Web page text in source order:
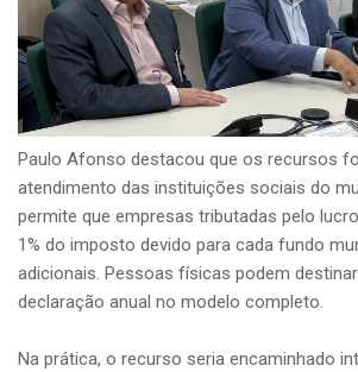
Paulo Afonso destacou que os recursos
atendimento das instituições sociais do
permite que empresas tributadas pelo
1% do imposto devido para cada fundo
adicionais. Pessoas físicas podem
declaração anual no modelo completo.
Na prática, o recurso seria encaminhado